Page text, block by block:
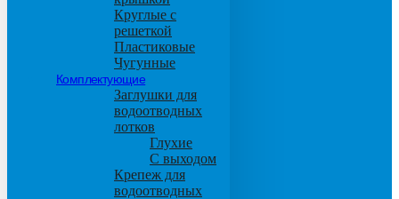
Круглые с
решеткой
Пластиковые
Чугунные
Комплектующие
Заглушки для
водоотводных
лотков
Глухие
С выходом
Крепеж для
водоотводных